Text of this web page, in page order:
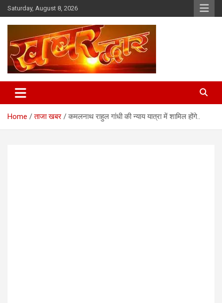
Skip
to
content
Saturday, August 8, 2026
Khabar Dwar
Home ताजा खबर कमलनाथ राहुल गांधी की न्याय यात्रा में शामिल होंगे..